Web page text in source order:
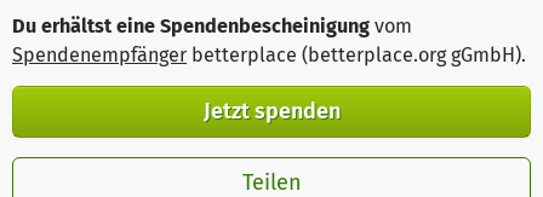
Du erhältst eine Spendenbescheinigung vom
Spendenempfänger betterplace (betterplace.org gGmbH).
Jetzt spenden
Teilen